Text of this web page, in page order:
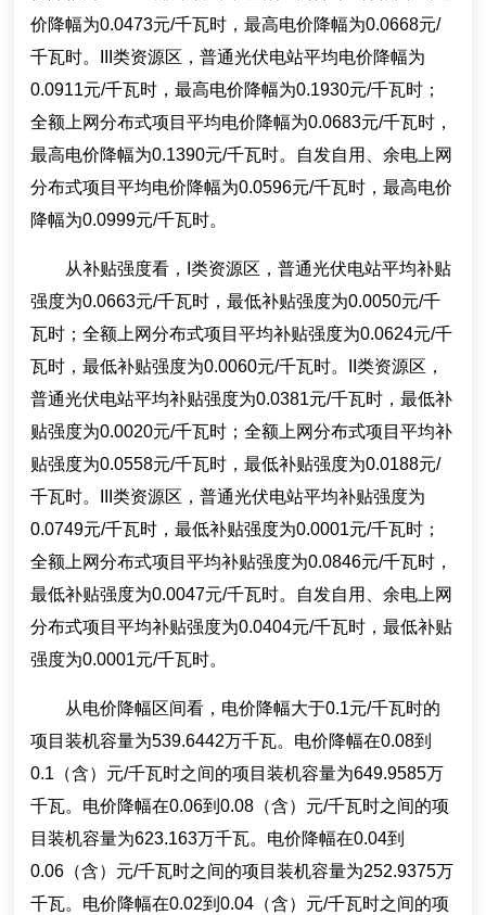
价降幅为0.0473元/千瓦时，最高电价降幅为0.0668元/
千瓦时。III类资源区，普通光伏电站平均电价降幅为
0.0911元/千瓦时，最高电价降幅为0.1930元/千瓦时；
全额上网分布式项目平均电价降幅为0.0683元/千瓦时，
最高电价降幅为0.1390元/千瓦时。自发自用、余电上网
分布式项目平均电价降幅为0.0596元/千瓦时，最高电价
降幅为0.0999元/千瓦时。
从补贴强度看，I类资源区，普通光伏电站平均补贴
强度为0.0663元/千瓦时，最低补贴强度为0.0050元/千
瓦时；全额上网分布式项目平均补贴强度为0.0624元/千
瓦时，最低补贴强度为0.0060元/千瓦时。II类资源区，
普通光伏电站平均补贴强度为0.0381元/千瓦时，最低补
贴强度为0.0020元/千瓦时；全额上网分布式项目平均补
贴强度为0.0558元/千瓦时，最低补贴强度为0.0188元/
千瓦时。III类资源区，普通光伏电站平均补贴强度为
0.0749元/千瓦时，最低补贴强度为0.0001元/千瓦时；
全额上网分布式项目平均补贴强度为0.0846元/千瓦时，
最低补贴强度为0.0047元/千瓦时。自发自用、余电上网
分布式项目平均补贴强度为0.0404元/千瓦时，最低补贴
强度为0.0001元/千瓦时。
从电价降幅区间看，电价降幅大于0.1元/千瓦时的
项目装机容量为539.6442万千瓦。电价降幅在0.08到
0.1（含）元/千瓦时之间的项目装机容量为649.9585万
千瓦。电价降幅在0.06到0.08（含）元/千瓦时之间的项
目装机容量为623.163万千瓦。电价降幅在0.04到
0.06（含）元/千瓦时之间的项目装机容量为252.9375万
千瓦。电价降幅在0.02到0.04（含）元/千瓦时之间的项